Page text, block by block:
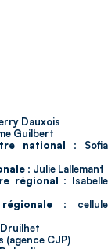
Dauxois
Guilbert
national : Sofia
: Julie Lallemant
régional : Isabelle
: cellule
(agence CJP)